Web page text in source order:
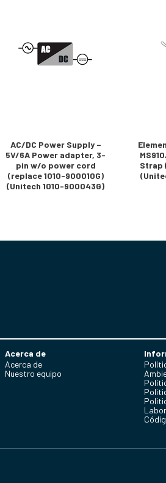
AC/DC Power Supply –
5V/6A Power adapter, 3-
pin w/o power cord
(replace 1010-900010G)
(Unitech 1010-900043G)
Strap
Acerca de
Acerca de
Nuestro equipo